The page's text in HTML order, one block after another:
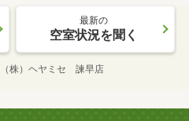
最新の
空室状況を聞く
（株）ヘヤミセ 諫早店